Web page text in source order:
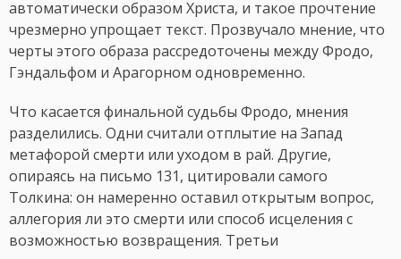
автоматически образом Христа, и такое прочтение
чрезмерно упрощает текст. Прозвучало мнение, что
черты этого образа рассредоточены между Фродо,
Гэндальфом и Арагорном одновременно.
Что касается финальной судьбы Фродо, мнения
разделились. Одни считали отплытие на Запад
метафорой смерти или уходом в рай. Другие,
опираясь на письмо 131, цитировали самого
Толкина: он намеренно оставил открытым вопрос,
аллегория ли это смерти или способ исцеления с
возможностью возвращения. Третьи